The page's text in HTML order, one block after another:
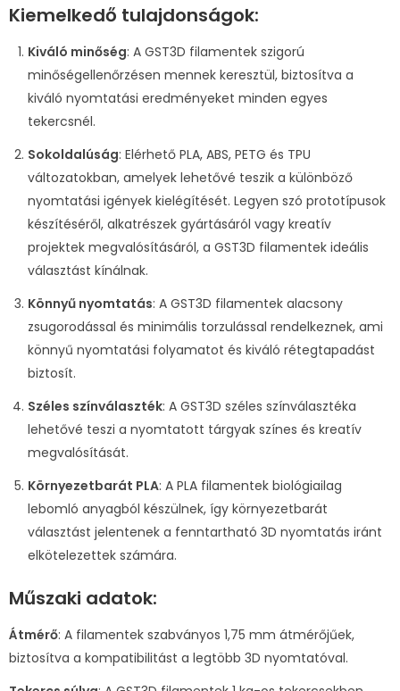
Kiemelkedő tulajdonságok:
Kiváló minőség: A GST3D filamentek szigorú
minőségellenőrzésen mennek keresztül, biztosítva a
kiváló nyomtatási eredményeket minden egyes
tekercsnél.
Sokoldalúság: Elérhető PLA, ABS, PETG és TPU
változatokban, amelyek lehetővé teszik a különböző
nyomtatási igények kielégítését. Legyen szó prototípusok
készítéséről, alkatrészek gyártásáról vagy kreatív
projektek megvalósításáról, a GST3D filamentek ideális
választást kínálnak.
Könnyű nyomtatás: A GST3D filamentek alacsony
zsugorodással és minimális torzulással rendelkeznek, ami
könnyű nyomtatási folyamatot és kiváló rétegtapadást
biztosít.
Széles színválaszték: A GST3D széles színválasztéka
lehetővé teszi a nyomtatott tárgyak színes és kreatív
megvalósítását.
Környezetbarát PLA: A PLA filamentek biológiailag
lebomló anyagból készülnek, így környezetbarát
választást jelentenek a fenntartható 3D nyomtatás iránt
elkötelezettek számára.
Műszaki adatok:
Átmérő: A filamentek szabványos 1,75 mm átmérőjűek,
biztosítva a kompatibilitást a legtöbb 3D nyomtatóval.